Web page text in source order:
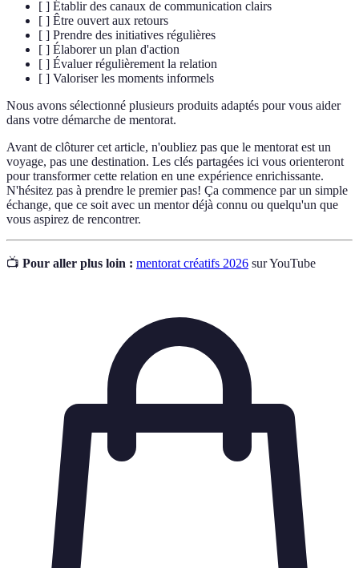
[ ] Établir des canaux de communication clairs
[ ] Être ouvert aux retours
[ ] Prendre des initiatives régulières
[ ] Élaborer un plan d'action
[ ] Évaluer régulièrement la relation
[ ] Valoriser les moments informels
Nous avons sélectionné plusieurs produits adaptés pour vous aider
dans votre démarche de mentorat.
Avant de clôturer cet article, n'oubliez pas que le mentorat est un
voyage, pas une destination. Les clés partagées ici vous orienteront
pour transformer cette relation en une expérience enrichissante.
N'hésitez pas à prendre le premier pas! Ça commence par un simple
échange, que ce soit avec un mentor déjà connu ou quelqu'un que
vous aspirez de rencontrer.
📺 Pour aller plus loin : mentorat créatifs 2026 sur YouTube